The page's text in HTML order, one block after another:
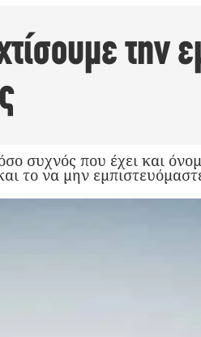
την
συχνός που έχει και
το να μην